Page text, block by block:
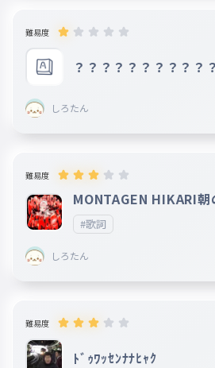
難易度
？？？？？？？？？？
しろたん
難易度
MONTAGEN HIKARI
#歌詞
しろたん
難易度
ﾄﾞｩﾜｯｾﾝﾅﾅﾋｬｸ